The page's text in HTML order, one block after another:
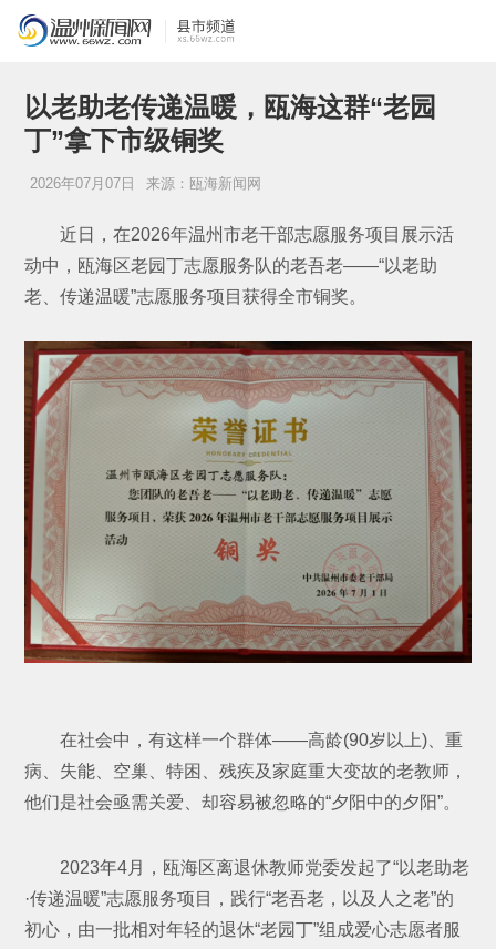
以老助老传递温暖，瓯海这群“老园
丁”拿下市级铜奖
2026年07月07日 来源：瓯海新闻网
近日，在2026年温州市老干部志愿服务项目展示活
动中，瓯海区老园丁志愿服务队的老吾老——“以老助
老、传递温暖”志愿服务项目获得全市铜奖。
在社会中，有这样一个群体——高龄(90岁以上)、重
病、失能、空巢、特困、残疾及家庭重大变故的老教师，
他们是社会亟需关爱、却容易被忽略的“夕阳中的夕阳”。
2023年4月，瓯海区离退休教师党委发起了“以老助老
·传递温暖”志愿服务项目，践行“老吾老，以及人之老”的
初心，由一批相对年轻的退休“老园丁”组成爱心志愿者服